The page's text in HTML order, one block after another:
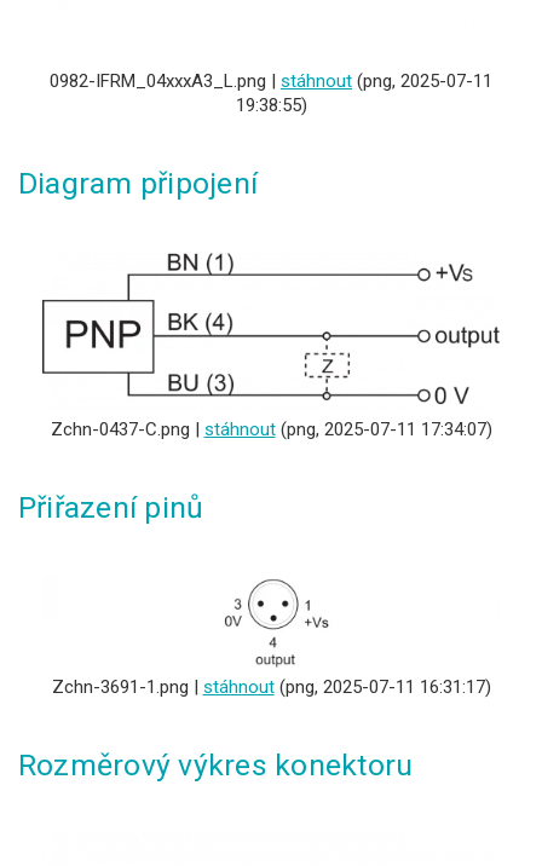
0982-IFRM_04xxxA3_L.png | stáhnout (png, 2025-07-11
19:38:55)
Diagram připojení
Zchn-0437-C.png | stáhnout(png, 2025-07-11 17:34:07)
Přiřazení pinů
Zchn-3691-1.png | stáhnout(png, 2025-07-11 16:31:17)
Rozměrový výkres konektoru